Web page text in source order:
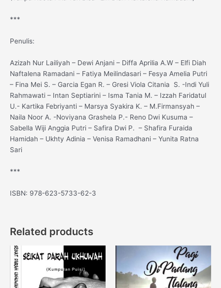
***
Penulis:
Azizah Nur Lailiyah – Dewi Anjani – Diffa Aprilia A.W – Elfi Diah
Naftalena Ramadani – Fatiya Meilindasari – Fesya Amelia Putri
– Fina Mei S. – Garcia Egan R. – Gresi Viola Citania S. -Indi Yuli
Rahmawati – Intan Septiarini – Isma Tania M. – Izzah Faridatul
U.- Kartika Febriyanti – Marsya Syakira K. – M.Firmansyah –
Naila Noor A. -Noviyana Grashela P.- Reno Dwi Kusuma –
Sabella Wiji Anggia Putri – Safira Dwi P. – Shafira Furaida
Hamidah – Ukhty Adinia – Venisa Ramadhani – Yunita Ratna
Sari
***
ISBN: 978-623-5733-62-3
Related products